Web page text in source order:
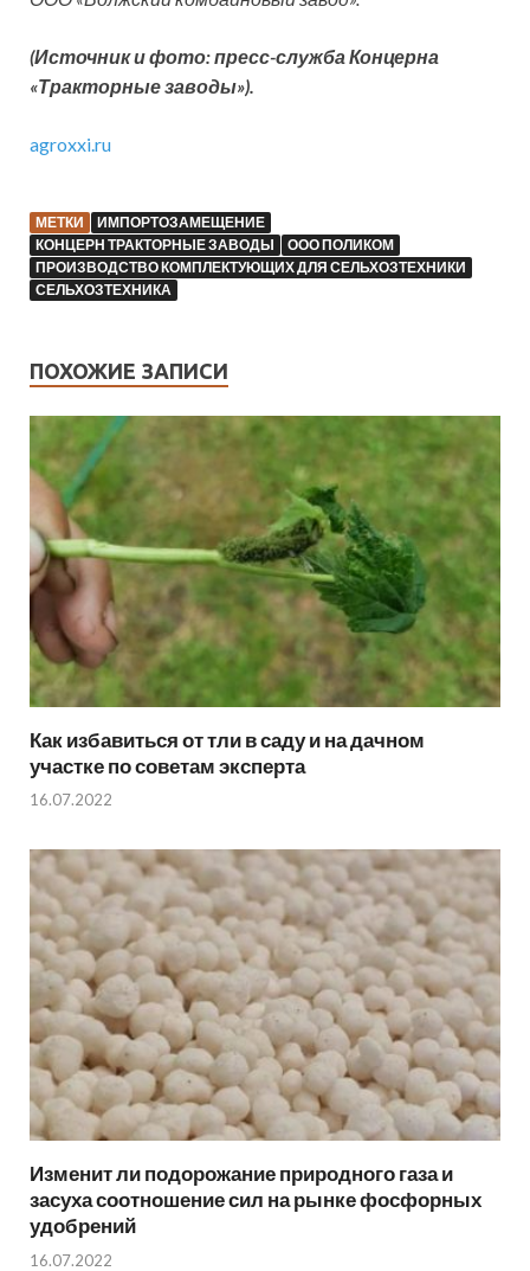
(Источник и фото: пресс-служба Концерна
«Тракторные заводы»).
agroxxi.ru
МЕТКИ
ИМПОРТОЗАМЕЩЕНИЕ
КОНЦЕРН ТРАКТОРНЫЕ ЗАВОДЫ
ООО ПОЛИКОМ
ПРОИЗВОДСТВО КОМПЛЕКТУЮЩИХ ДЛЯ СЕЛЬХОЗТЕХНИКИ
СЕЛЬХОЗТЕХНИКА
ПОХОЖИЕ ЗАПИСИ
Как избавиться от тли в саду и на дачном
участке по советам эксперта
16.07.2022
Изменит ли подорожание природного газа и
засуха соотношение сил на рынке фосфорных
удобрений
16.07.2022